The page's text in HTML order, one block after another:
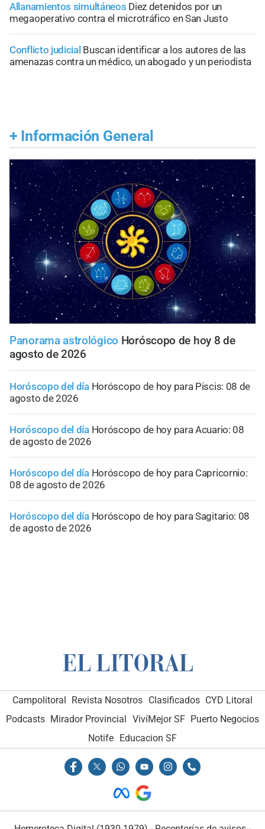
Allanamientos simultáneos Diez detenidos por un
megaoperativo contra el microtráfico en San Justo
Conflicto judicial Buscan identificar a los autores de las
amenazas contra un médico, un abogado y un periodista
+ Información General
Panorama astrológico Horóscopo de hoy 8 de
agosto de 2026
Horóscopo del día Horóscopo de hoy para Piscis: 08 de
agosto de 2026
Horóscopo del día Horóscopo de hoy para Acuario: 08
de agosto de 2026
Horóscopo del día Horóscopo de hoy para Capricornio:
08 de agosto de 2026
Horóscopo del día Horóscopo de hoy para Sagitario: 08
de agosto de 2026
Campolitoral Revista Nosotros Clasificados CYD Litoral
Podcasts Mirador Provincial VivíMejor SF Puerto Negocios
Notife Educacion SF